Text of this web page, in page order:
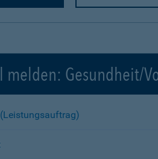
melden: Gesundheit/